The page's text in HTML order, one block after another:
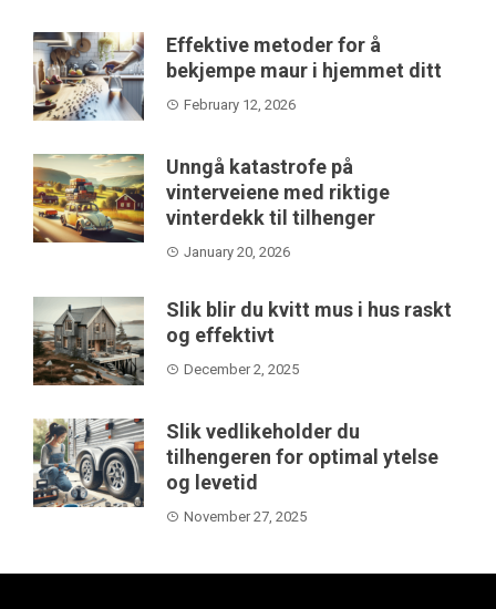
Effektive metoder for å
bekjempe maur i hjemmet ditt
February 12, 2026
Unngå katastrofe på
vinterveiene med riktige
vinterdekk til tilhenger
January 20, 2026
Slik blir du kvitt mus i hus raskt
og effektivt
December 2, 2025
Slik vedlikeholder du
tilhengeren for optimal ytelse
og levetid
November 27, 2025